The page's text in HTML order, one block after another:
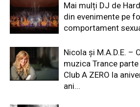
Mai mulți DJ de
din evenimente pe
comportament
Nicola și M.A.D.E. –
muzica Trance parte
Club A ZERO la
ani...